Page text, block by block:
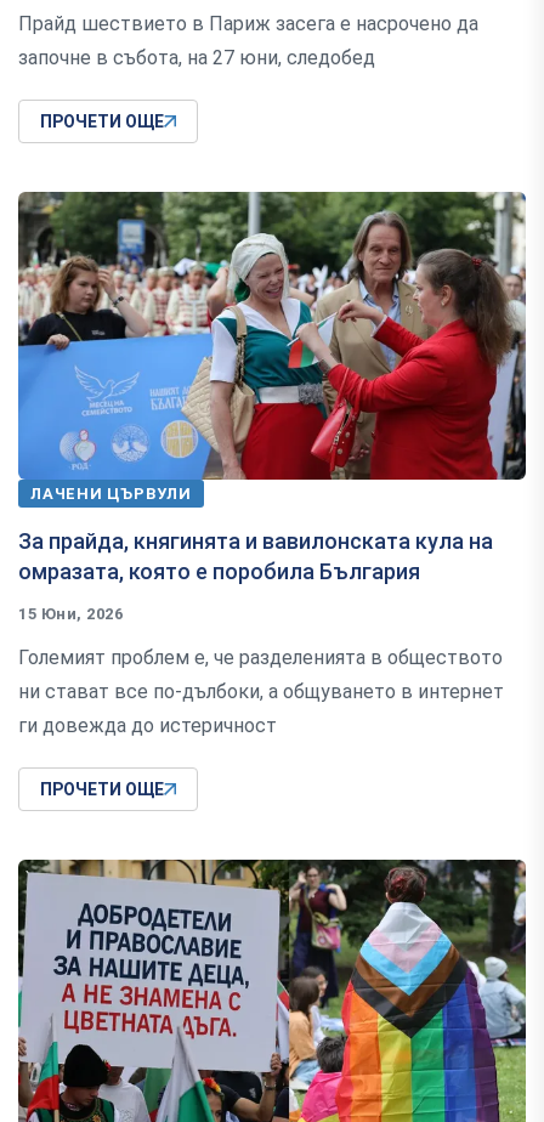
Прайд шествието в Париж засега е насрочено да
започне в събота, на 27 юни, следобед
ПРОЧЕТИ ОЩЕ
ЛАЧЕНИ ЦЪРВУЛИ
За прайда, княгинята и вавилонската кула на
омразата, която е поробила България
15 Юни, 2026
Големият проблем е, че разделенията в обществото
ни стават все по-дълбоки, а общуването в интернет
ги довежда до истеричност
ПРОЧЕТИ ОЩЕ